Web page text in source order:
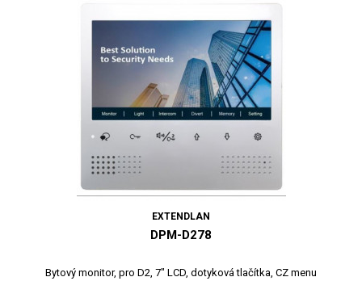
EXTENDLAN
DPM-D278
Bytový monitor, pro D2, 7" LCD, dotyková tlačítka, CZ menu